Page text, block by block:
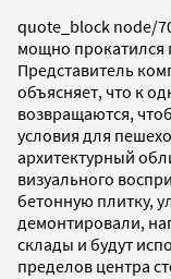
quote_block node/
мощно прокатился
Представитель
объясняет, что к
возвращаются,
условия для
архитектурный
визуального
бетонную плитку,
демонтировали,
склады и будут
пределов центра